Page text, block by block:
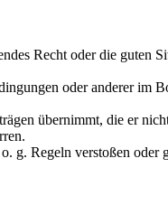
Recht oder die guten
oder anderer
übernimmt, die er
g. Regeln verstoßen